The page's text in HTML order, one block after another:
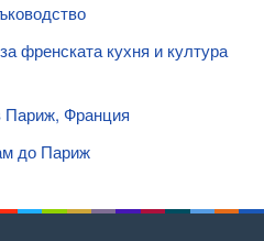
френската кухня и култура
Париж, Франция
до Париж